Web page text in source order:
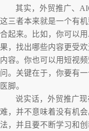
其实，外贸推广、
这三者本来就是一个有
合起来。比如，你可以
果，找出哪些内容更受
内容。你也可以用短视
问。关键在于，你要有
医脚。
说实话，外贸推广
难，并不意味着没有机
法，并且要不断学习和